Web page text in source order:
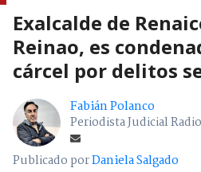
Exalcalde de
Reinao, es
cárcel por delitos
Fabián Polanco
Periodista Judicial
Publicado porDaniela Salgado